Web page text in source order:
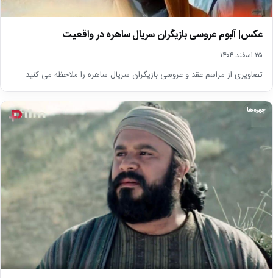
عکس| آلبوم عروسی بازیگران سریال ساهره در واقعیت
۲۵ اسفند ۱۴۰۴
تصاویری از مراسم عقد و عروسی بازیگران سریال ساهره را ملاحظه می کنید.
چهره‌ها